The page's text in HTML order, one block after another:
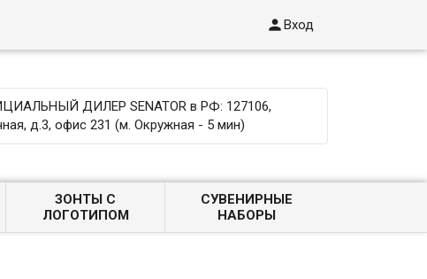
Вход
ДИЛЕР SENATOR в РФ: 127106,
д.3, офис 231 (м. Окружная - 5 мин)
ЗОНТЫ С
ЛОГОТИПОМ
СУВЕНИРНЫЕ
НАБОРЫ